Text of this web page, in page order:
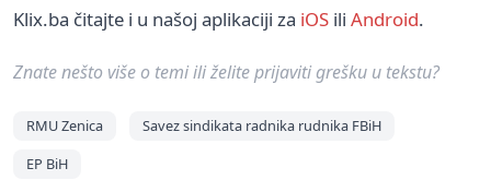
Klix.ba čitajte i u našoj aplikaciji za iOS ili Android.
Znate nešto više o temi ili želite prijaviti grešku u tekstu?
RMU Zenica
Savez sindikata radnika rudnika FBiH
EP BiH